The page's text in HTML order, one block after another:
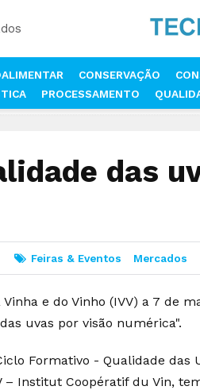
CONSERVAÇÃO
PROCESSAMENTO
MEDIR A QUALIDADE DAS
das
Feiras & Eventos Mercados
e do Vinho (IVV) a 7 de
uvas por visão numérica".
Formativo - Qualidade das
– Institut Coopératif du Vin,